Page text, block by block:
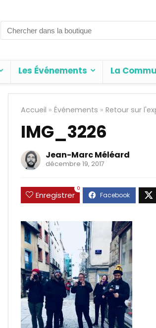
Search
for:
Les Événements La
Accueil » Événements » Retour sur
IMG_3226
Jean-Marc Méléard
décembre 19, 2017
Enregistrer
0